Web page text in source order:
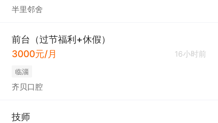
半里邻舍
前台（过节福利+休假）
3000元/月
16小时前
临淄
齐贝口腔
技师